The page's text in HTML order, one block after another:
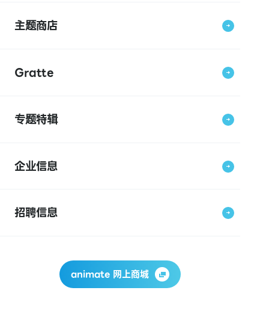
主题商店
Gratte
专题特辑
企业信息
招聘信息
animate 网上商城